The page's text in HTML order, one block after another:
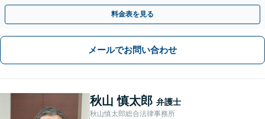
談】お気軽にご相談ください【子連れ相談可】
料金表を見る
メールでお問い合わせ
秋山 慎太郎 弁護士
秋山慎太郎総合法律事務所